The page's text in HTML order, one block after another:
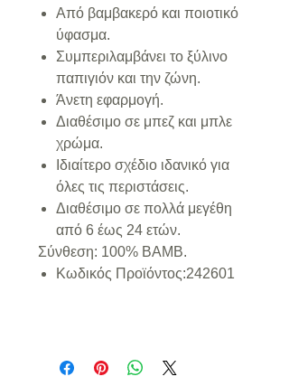
Από βαμβακερό και ποιοτικό
ύφασμα.
Συμπεριλαμβάνει το ξύλινο
παπιγιόν και την ζώνη.
Άνετη εφαρμογή.
Διαθέσιμο σε μπεζ και μπλε
χρώμα.
Ιδιαίτερο σχέδιο ιδανικό για
όλες τις περιστάσεις.
Διαθέσιμο σε πολλά μεγέθη
από 6 έως 24 ετών.
Σύνθεση: 100% ΒΑΜΒ.
Κωδικός Προϊόντος:242601